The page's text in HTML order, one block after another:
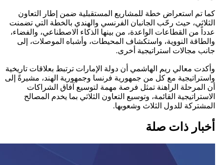
كما تم استعراض خطة للمشاريع المستقبلية ضمن إطار التعاون
الثلاثي، حيث رحّب الجانبان الفرنسي والهندي بالخطة التي تضمنت
عدداً من القطاعات الواعدة، من بينها الذكاء الاصطناعي، والفضاء،
والطاقة النووية، واستكشاف المحيطات، وأشباه الموصلات، إلى
جانب مجالات استراتيجية أخرى.
وأكدت معالي ريم الهاشمي أن دولة الإمارات ترتبط بعلاقات تاريخية
واستراتيجية مع كل من جمهورية فرنسا وجمهورية الهند، مشيرةً إلى
أن المرحلة الراهنة تمثل فرصة مهمة لتوسيع آفاق الشراكات
الاستراتيجية القائمة، وتوسيع التعاون الثلاثي بما يخدم المصالح
المشتركة للدول الثلاث وشعوبها.
أخبار ذات صلة